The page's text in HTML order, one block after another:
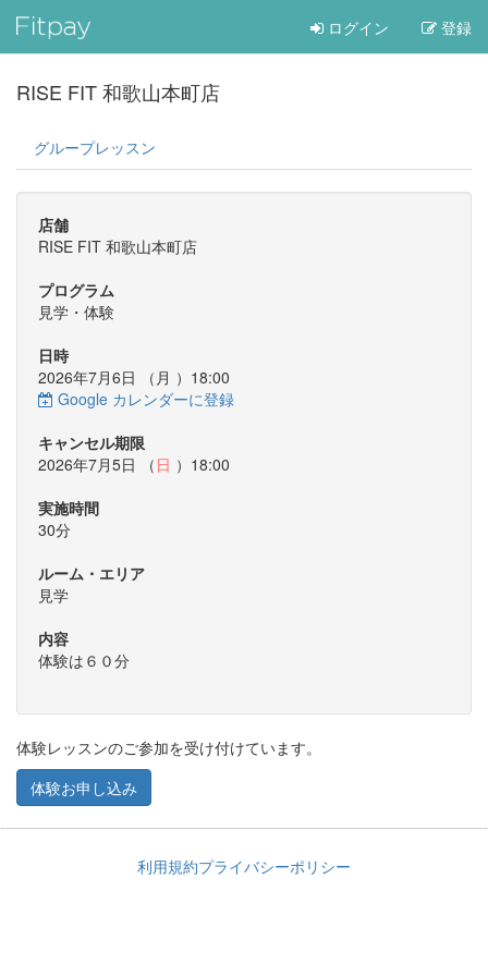
ログイン 登録
RISE FIT 和歌山本町店
グループレッスン
店舗
RISE FIT 和歌山本町店
プログラム
見学・体験
日時
2026年7月6日 （ 月 ）18:00
Google カレンダーに登録
キャンセル期限
2026年7月5日 （ 日 ）18:00
実施時間
30分
ルーム・エリア
見学
内容
体験は６０分
体験レッスンのご参加を受け付けています。
体験お申し込み
利用規約プライバシーポリシー